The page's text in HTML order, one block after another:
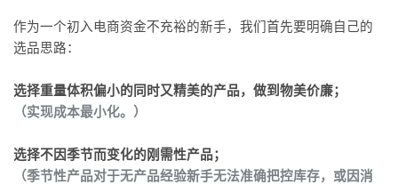
作为一个初入电商资金不充裕的新手，我们首先要明确自己的
选品思路：
选择重量体积偏小的同时又精美的产品，做到物美价廉；
（实现成本最小化。）
选择不因季节而变化的刚需性产品；
（季节性产品对于无产品经验新手无法准确把控库存，或因消